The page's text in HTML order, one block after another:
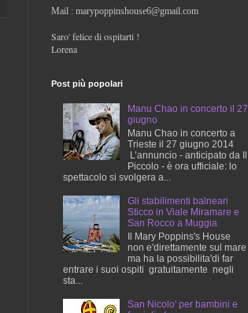
Mail : marypoppinshouse6@gmail.com
Saro' felice di ospitarti !
Lorena
Post più popolari
Manu Chao in concerto il 27
giugno
Manu Chao in concerto a
Trieste il 27 giugno 2014
L’annuncio - anticipato da Il
Piccolo - è ora ufficiale: lo
spettacolo si svolgera a...
Gli stabilimenti balneari
Sticco in Viale Miramare e
San Rocco a Muggia
Il Mary Poppins's House
non e'direttamente sul mare
ma ha la possibilita'di far
entrare i suoi ospiti gratuitamente negli
sta...
San Nicolo' per bambini e